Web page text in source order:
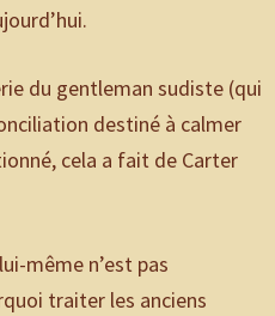
du gentleman sudiste (qui
destiné à calmer
cela a fait de Carter
même n’est pas
traiter les anciens